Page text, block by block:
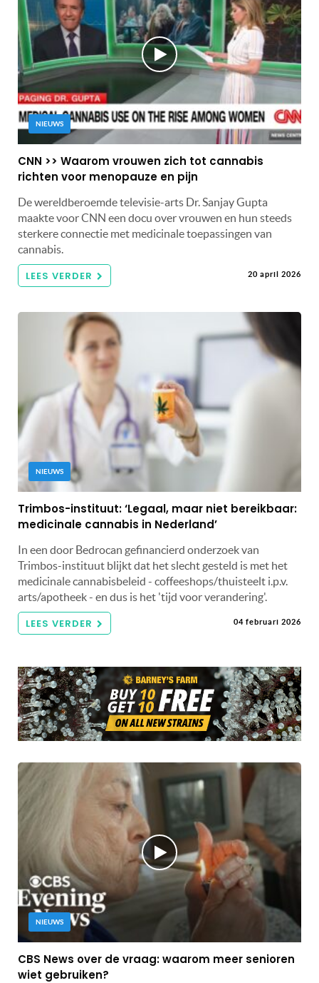
NIEUWS
CNN >> Waarom vrouwen zich tot cannabis
richten voor menopauze en pijn
De wereldberoemde televisie-arts Dr. Sanjay Gupta
maakte voor CNN een docu over vrouwen en hun steeds
sterkere connectie met medicinale toepassingen van
cannabis.
LEES VERDER 20 april 2026
NIEUWS
Trimbos-instituut: ‘Legaal, maar niet bereikbaar:
medicinale cannabis in Nederland’
In een door Bedrocan gefinancierd onderzoek van
Trimbos-instituut blijkt dat het slecht gesteld is met het
medicinale cannabisbeleid - coffeeshops/thuisteelt i.p.v.
arts/apotheek - en dus is het 'tijd voor verandering'.
LEES VERDER 04 februari 2026
NIEUWS
CBS News over de vraag: waarom meer senioren
wiet gebruiken?